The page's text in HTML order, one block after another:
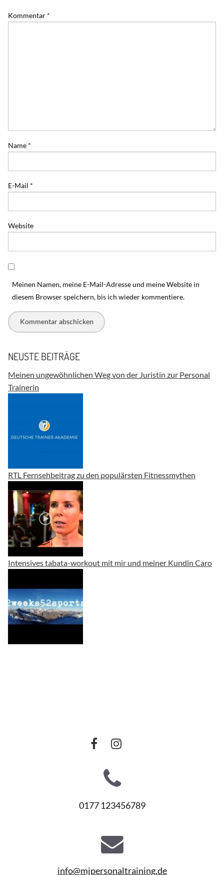
Kommentar *
Name *
E-Mail *
Website
Meinen Namen, meine E-Mail-Adresse und meine Website in
diesem Browser speichern, bis ich wieder kommentiere.
NEUSTE BEITRÄGE
Meinen ungewöhnlichen Weg von der Juristin zur Personal
Trainerin
RTL Fernsehbeitrag zu den populärsten Fitnessmythen
Intensives tabata-workout mit mir und meiner Kundin Caro
0177 123456789
info@mjpersonaltraining.de